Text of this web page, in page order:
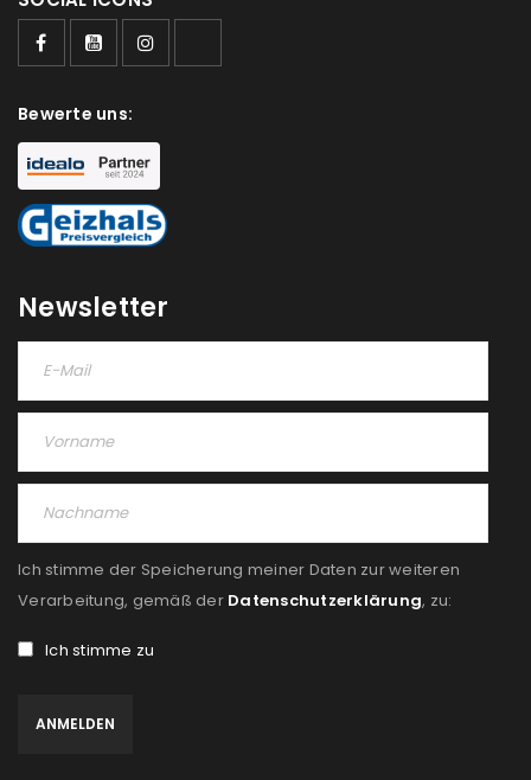
Ein Link zum Erstellen eines neuen Passworts wird an
deine E-Mail-Adresse gesendet.
NEWSLETTER ABONNIEREN
Please select all the ways you would like to hear from
us
Ich stimme zu
Ja, ich möchte ein Kundenkonto eröffnen und
REGISTRIEREN
Bewerte uns:
Newsletter
Ich stimme der Speicherung meiner Daten zur weiteren
Verarbeitung, gemäß der Datenschutzerklärung, zu:
Ich stimme zu